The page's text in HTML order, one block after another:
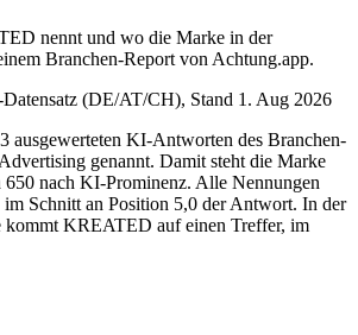
nennt und wo die Marke in der
Branchen-Report von Achtung.app.
(DE/AT/CH), Stand 1. Aug 2026
ausgewerteten KI-Antworten des Branchen-
genannt. Damit steht die Marke
nach KI-Prominenz. Alle Nennungen
Schnitt an Position 5,0 der Antwort. In der
kommt KREATED auf einen Treffer, im